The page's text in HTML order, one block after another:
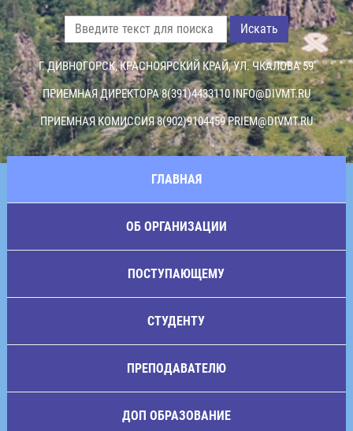
Искать
Г. ДИВНОГОРСК, КРАСНОЯРСКИЙ КРАЙ, УЛ. ЧКАЛОВА 59
ПРИЕМНАЯ ДИРЕКТОРА 8(391)4433110INFO@DIVMT.RU
ПРИЕМНАЯ КОМИССИЯ 8(902)9104459PRIEM@DIVMT.RU
ГЛАВНАЯ
ОБ ОРГАНИЗАЦИИ
ПОСТУПАЮЩЕМУ
СТУДЕНТУ
ПРЕПОДАВАТЕЛЮ
ДОП ОБРАЗОВАНИЕ